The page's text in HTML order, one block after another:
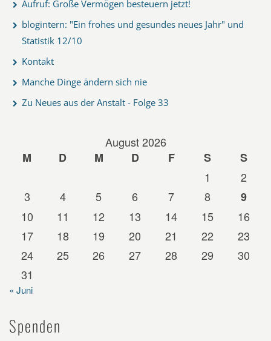
Aufruf: Große Vermögen besteuern jetzt!
blogintern: "Ein frohes und gesundes neues Jahr" und
Statistik 12/10
Kontakt
Manche Dinge ändern sich nie
Zu Neues aus der Anstalt - Folge 33
August 2026
M
D M D F S
S
1
2
3
4 5 6 7 8
9
10
11 12 13 14 15
16
17
18 19 20 21 22
23
24
25 26 27 28 29
30
31
« Juni
Spenden